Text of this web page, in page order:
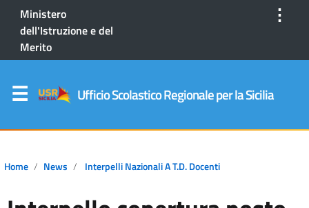
Ministero
dell'Istruzione e del
Merito
⋮
Ufficio Scolastico Regionale per la Sicilia
Home News Interpelli Nazionali A T.D. Docenti